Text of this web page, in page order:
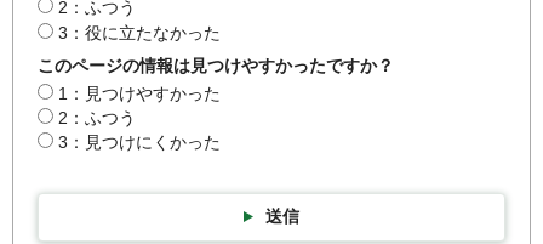
2：ふつう
3：役に立たなかった
このページの情報は見つけやすかったですか？
1：見つけやすかった
2：ふつう
3：見つけにくかった
送信